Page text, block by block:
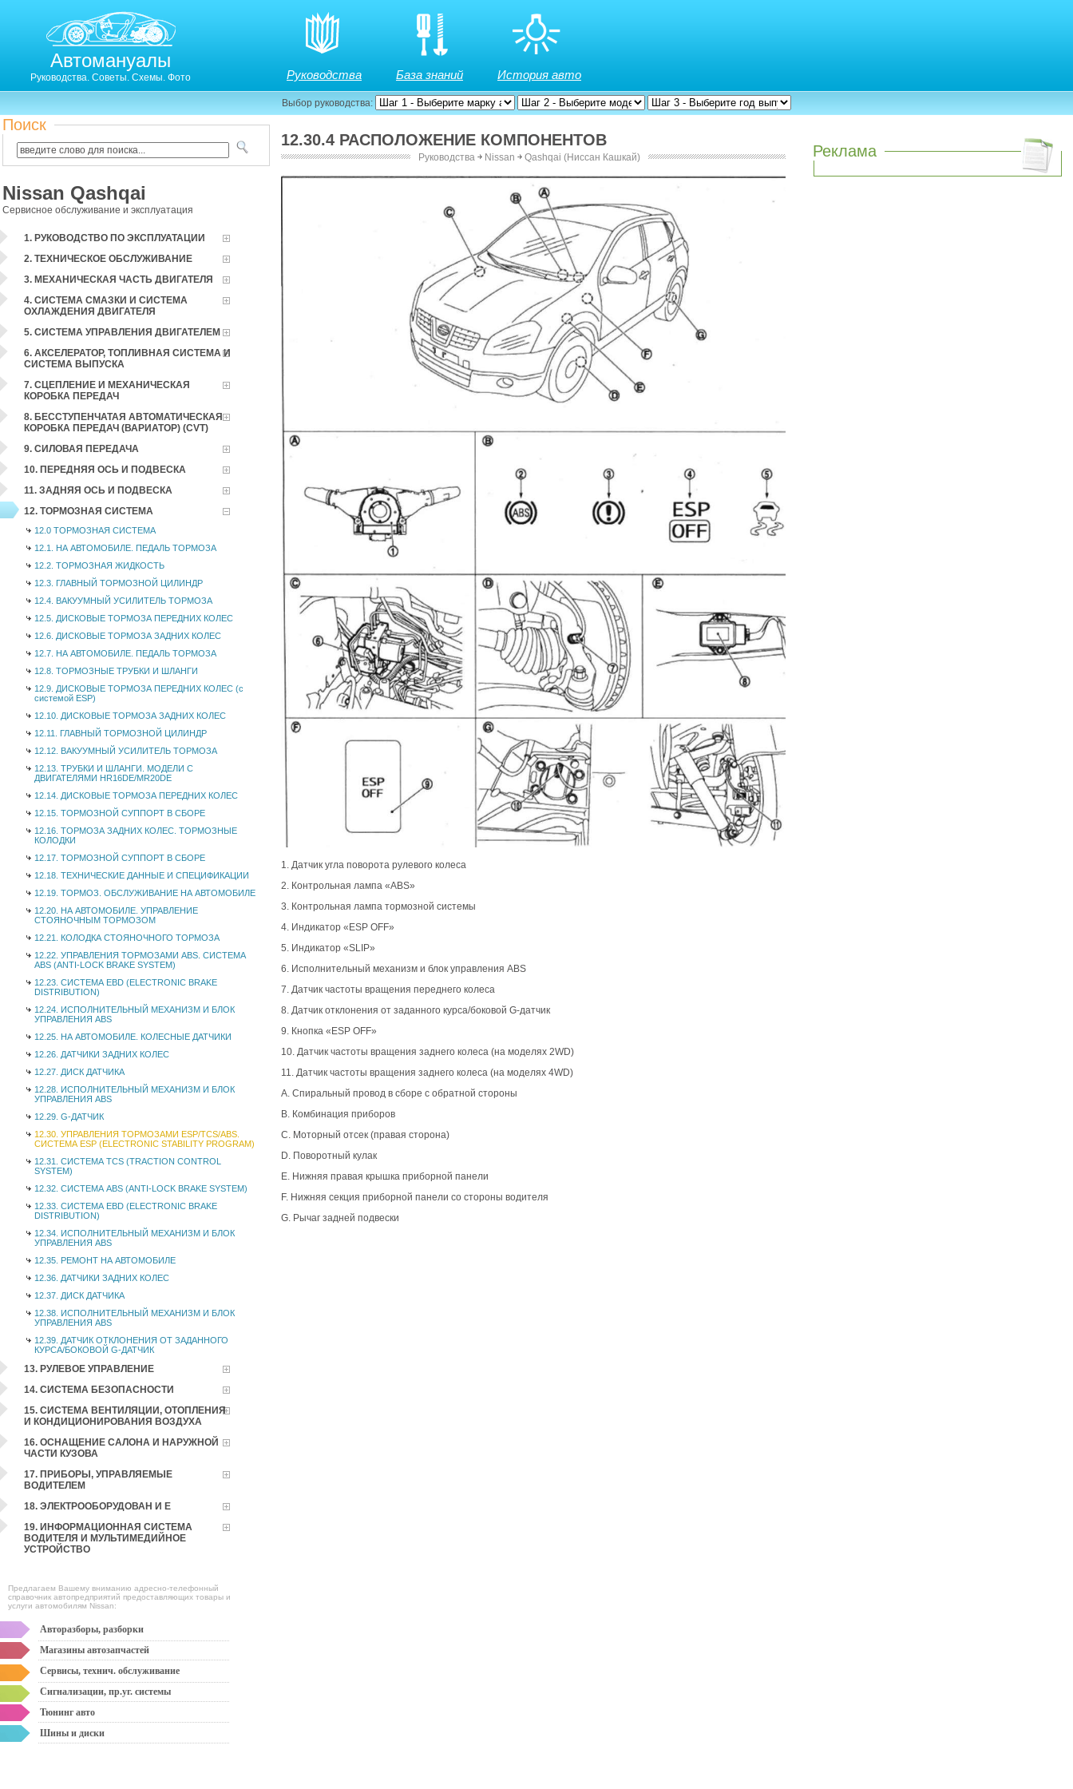
Автомануалы
Руководства. Советы. Схемы. Фото Руководства База знаний История авто
Выбор руководства:
Поиск
Nissan Qashqai
Сервисное обслуживание и эксплуатация
1. РУКОВОДСТВО ПО ЭКСПЛУАТАЦИИ
2. ТЕХНИЧЕСКОЕ ОБСЛУЖИВАНИЕ
3. МЕХАНИЧЕСКАЯ ЧАСТЬ ДВИГАТЕЛЯ
4. СИСТЕМА СМАЗКИ И СИСТЕМА
ОХЛАЖДЕНИЯ ДВИГАТЕЛЯ
5. СИСТЕМА УПРАВЛЕНИЯ ДВИГАТЕЛЕМ
6. АКСЕЛЕРАТОР, ТОПЛИВНАЯ СИСТЕМА И
СИСТЕМА ВЫПУСКА
7. СЦЕПЛЕНИЕ И МЕХАНИЧЕСКАЯ
КОРОБКА ПЕРЕДАЧ
8. БЕССТУПЕНЧАТАЯ АВТОМАТИЧЕСКАЯ
КОРОБКА ПЕРЕДАЧ (ВАРИАТОР) (CVT)
9. СИЛОВАЯ ПЕРЕДАЧА
10. ПЕРЕДНЯЯ ОСЬ И ПОДВЕСКА
11. ЗАДНЯЯ ОСЬ И ПОДВЕСКА
12. ТОРМОЗНАЯ СИСТЕМА
12.0 ТОРМОЗНАЯ СИСТЕМА
12.1. НА АВТОМОБИЛЕ. ПЕДАЛЬ ТОРМОЗА
12.2. ТОРМОЗНАЯ ЖИДКОСТЬ
12.3. ГЛАВНЫЙ ТОРМОЗНОЙ ЦИЛИНДР
12.4. ВАКУУМНЫЙ УСИЛИТЕЛЬ ТОРМОЗА
12.5. ДИСКОВЫЕ ТОРМОЗА ПЕРЕДНИХ КОЛЕС
12.6. ДИСКОВЫЕ ТОРМОЗА ЗАДНИХ КОЛЕС
12.7. НА АВТОМОБИЛЕ. ПЕДАЛЬ ТОРМОЗА
12.8. ТОРМОЗНЫЕ ТРУБКИ И ШЛАНГИ
12.9. ДИСКОВЫЕ ТОРМОЗА ПЕРЕДНИХ КОЛЕС (с
системой ESP)
12.10. ДИСКОВЫЕ ТОРМОЗА ЗАДНИХ КОЛЕС
12.11. ГЛАВНЫЙ ТОРМОЗНОЙ ЦИЛИНДР
12.12. ВАКУУМНЫЙ УСИЛИТЕЛЬ ТОРМОЗА
12.13. ТРУБКИ И ШЛАНГИ. МОДЕЛИ С
ДВИГАТЕЛЯМИ HR16DE/MR20DE
12.14. ДИСКОВЫЕ ТОРМОЗА ПЕРЕДНИХ КОЛЕС
12.15. ТОРМОЗНОЙ СУППОРТ В СБОРЕ
12.16. ТОРМОЗА ЗАДНИХ КОЛЕС. ТОРМОЗНЫЕ
КОЛОДКИ
12.17. ТОРМОЗНОЙ СУППОРТ В СБОРЕ
12.18. ТЕХНИЧЕСКИЕ ДАННЫЕ И СПЕЦИФИКАЦИИ
12.19. ТОРМОЗ. ОБСЛУЖИВАНИЕ НА АВТОМОБИЛЕ
12.20. НА АВТОМОБИЛЕ. УПРАВЛЕНИЕ
СТОЯНОЧНЫМ ТОРМОЗОМ
12.21. КОЛОДКА СТОЯНОЧНОГО ТОРМОЗА
12.22. УПРАВЛЕНИЯ ТОРМОЗАМИ ABS. СИСТЕМА
ABS (ANTI-LOCK BRAKE SYSTEM)
12.23. СИСТЕМА EBD (ELECTRONIC BRAKE
DISTRIBUTION)
12.24. ИСПОЛНИТЕЛЬНЫЙ МЕХАНИЗМ И БЛОК
УПРАВЛЕНИЯ ABS
12.25. НА АВТОМОБИЛЕ. КОЛЕСНЫЕ ДАТЧИКИ
12.26. ДАТЧИКИ ЗАДНИХ КОЛЕС
12.27. ДИСК ДАТЧИКА
12.28. ИСПОЛНИТЕЛЬНЫЙ МЕХАНИЗМ И БЛОК
УПРАВЛЕНИЯ ABS
12.29. G-ДАТЧИК
12.30. УПРАВЛЕНИЯ ТОРМОЗАМИ ESP/TCS/ABS.
СИСТЕМА ESP (ELECTRONIC STABILITY PROGRAM)
12.31. СИСТЕМА TCS (TRACTION CONTROL
SYSTEM)
12.32. СИСТЕМА ABS (ANTI-LOCK BRAKE SYSTEM)
12.33. СИСТЕМА EBD (ELECTRONIC BRAKE
DISTRIBUTION)
12.34. ИСПОЛНИТЕЛЬНЫЙ МЕХАНИЗМ И БЛОК
УПРАВЛЕНИЯ ABS
12.35. РЕМОНТ НА АВТОМОБИЛЕ
12.36. ДАТЧИКИ ЗАДНИХ КОЛЕС
12.37. ДИСК ДАТЧИКА
12.38. ИСПОЛНИТЕЛЬНЫЙ МЕХАНИЗМ И БЛОК
УПРАВЛЕНИЯ ABS
12.39. ДАТЧИК ОТКЛОНЕНИЯ ОТ ЗАДАННОГО
КУРСА/БОКОВОЙ G-ДАТЧИК
13. РУЛЕВОЕ УПРАВЛЕНИЕ
14. СИСТЕМА БЕЗОПАСНОСТИ
15. СИСТЕМА ВЕНТИЛЯЦИИ, ОТОПЛЕНИЯ
И КОНДИЦИОНИРОВАНИЯ ВОЗДУХА
16. ОСНАЩЕНИЕ САЛОНА И НАРУЖНОЙ
ЧАСТИ КУЗОВА
17. ПРИБОРЫ, УПРАВЛЯЕМЫЕ
ВОДИТЕЛЕМ
18. ЭЛЕКТРООБОРУДОВАН И Е
19. ИНФОРМАЦИОННАЯ СИСТЕМА
ВОДИТЕЛЯ И МУЛЬТИМЕДИЙНОЕ
УСТРОЙСТВО
Предлагаем Вашему вниманию адресно-телефонный
справочник автопредприятий предоставляющих товары и
услуги автомобилям Nissan:
Авторазборы, разборки
Магазины автозапчастей
Сервисы, технич. обслуживание
Сигнализации, пр.уг. системы
Тюнинг авто
Шины и диски
12.30.4 РАСПОЛОЖЕНИЕ КОМПОНЕНТОВ
Руководства ￫ Nissan ￫ Qashqai (Ниссан Кашкай)
1. Датчик угла поворота рулевого колеса
2. Контрольная лампа «ABS»
3. Контрольная лампа тормозной системы
4. Индикатор «ESP OFF»
5. Индикатор «SLIP»
6. Исполнительный механизм и блок управления ABS
7. Датчик частоты вращения переднего колеса
8. Датчик отклонения от заданного курса/боковой G-датчик
9. Кнопка «ESP OFF»
10. Датчик частоты вращения заднего колеса (на моделях 2WD)
11. Датчик частоты вращения заднего колеса (на моделях 4WD)
A. Спиральный провод в сборе с обратной стороны
B. Комбинация приборов
C. Моторный отсек (правая сторона)
D. Поворотный кулак
E. Нижняя правая крышка приборной панели
F. Нижняя секция приборной панели со стороны водителя
G. Рычаг задней подвески
Реклама